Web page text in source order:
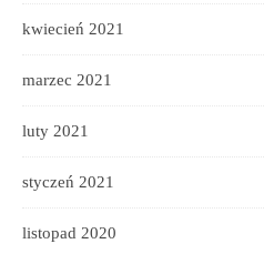
kwiecień 2021
marzec 2021
luty 2021
styczeń 2021
listopad 2020